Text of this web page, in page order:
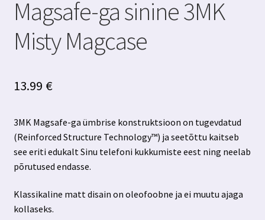
Magsafe-ga sinine 3MK
Misty Magcase
13.99 €
3MK Magsafe-ga ümbrise konstruktsioon on tugevdatud
(Reinforced Structure Technology™) ja seetõttu kaitseb
see eriti edukalt Sinu telefoni kukkumiste eest ning neelab
põrutused endasse.
Klassikaline matt disain on oleofoobne ja ei muutu ajaga
kollaseks.